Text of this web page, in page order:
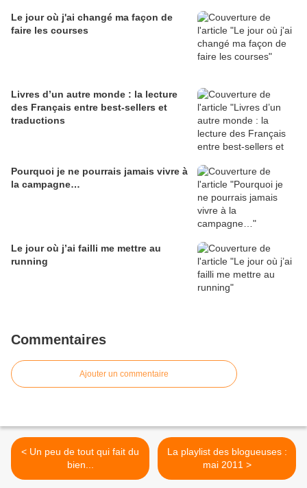
Le jour où j'ai changé ma façon de
faire les courses
Livres d’un autre monde : la lecture
des Français entre best-sellers et
traductions
Pourquoi je ne pourrais jamais vivre à
la campagne…
Le jour où j’ai failli me mettre au
running
Commentaires
Ajouter un commentaire
< Un peu de tout qui fait du
bien...
La playlist des blogueuses :
mai 2011 >